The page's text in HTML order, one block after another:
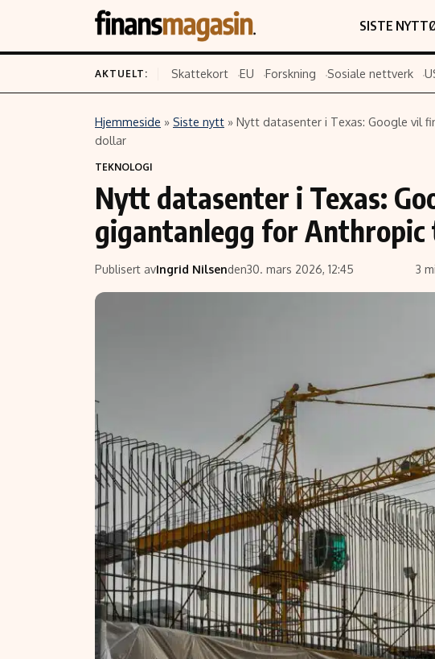
SISTE NYTT
Innhold
Siste nytt
Eiendom
Energi og klima
Finans
Fritid
Hav og sjømat
Økonomi
Politikk
Teknologi
AKTUELT: Skattekort EU Forskning Sosiale nettverk
Hjemmeside » Siste nytt » Nytt datasenter i Texas: Google vil
dollar
TEKNOLOGI
Nytt datasenter i Texas:
gigantanlegg for
Publisert avIngrid Nilsenden30. mars 2026, 12:45 3